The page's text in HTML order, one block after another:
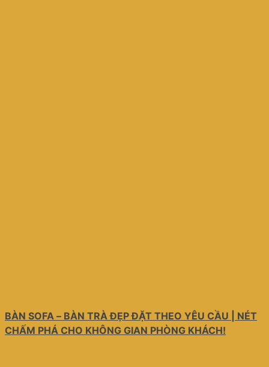
BÀN SOFA – BÀN TRÀ ĐẸP ĐẶT THEO YÊU CẦU | NÉT
CHẤM PHÁ CHO KHÔNG GIAN PHÒNG KHÁCH!